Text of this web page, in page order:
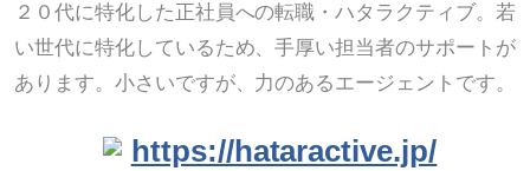
２０代に特化した正社員への転職・ハタラクティブ。若
い世代に特化しているため、手厚い担当者のサポートが
あります。小さいですが、力のあるエージェントです。
https://hataractive.jp/